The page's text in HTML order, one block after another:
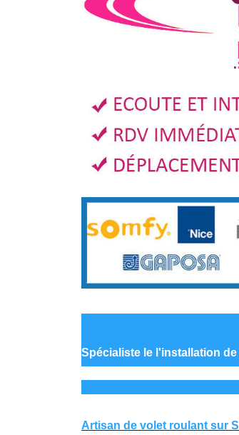
Spécialiste le l'installation
Artisan de volet roulant sur